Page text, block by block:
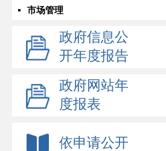
市场管理
政府信息公
开年度报告
政府网站年
度报表
依申请公开